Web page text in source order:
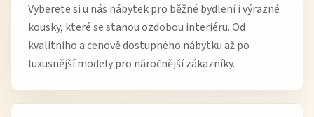
Vyberete si u nás nábytek pro běžné bydlení i výrazné
kousky, které se stanou ozdobou interiéru. Od
kvalitního a cenově dostupného nábytku až po
luxusnější modely pro náročnější zákazníky.